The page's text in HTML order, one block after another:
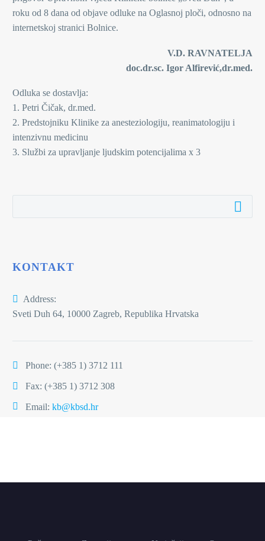
roku od 8 dana od objave odluke na Oglasnoj ploči, odnosno na
internetskoj stranici Bolnice.
V.D. RAVNATELJA
doc.dr.sc. Igor Alfirević,dr.med.
Odluka se dostavlja:
1. Petri Čičak, dr.med.
2. Predstojniku Klinike za anesteziologiju, reanimatologiju i
intenzivnu medicinu
3. Službi za upravljanje ljudskim potencijalima x 3
KONTAKT
Address:
Sveti Duh 64, 10000 Zagreb, Republika Hrvatska
Phone: (+385 1) 3712 111
Fax: (+385 1) 3712 308
Email: kb@kbsd.hr